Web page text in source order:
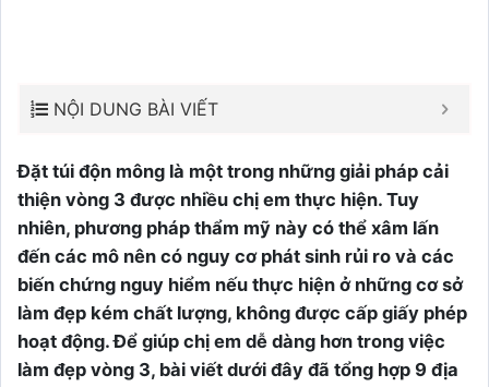
NỘI DUNG BÀI VIẾT
Đặt túi độn mông là một trong những giải pháp cải
thiện vòng 3 được nhiều chị em thực hiện. Tuy
nhiên, phương pháp thẩm mỹ này có thể xâm lấn
đến các mô nên có nguy cơ phát sinh rủi ro và các
biến chứng nguy hiểm nếu thực hiện ở những cơ sở
làm đẹp kém chất lượng, không được cấp giấy phép
hoạt động. Để giúp chị em dễ dàng hơn trong việc
làm đẹp vòng 3, bài viết dưới đây đã tổng hợp 9 địa